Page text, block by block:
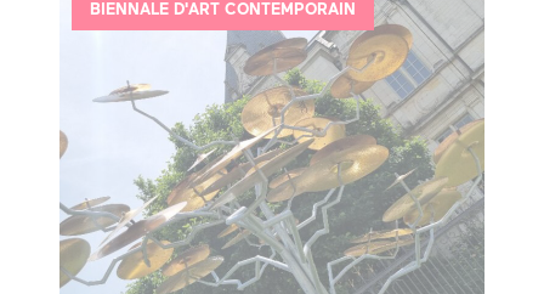
BIENNALE D'ART CONTEMPORAIN